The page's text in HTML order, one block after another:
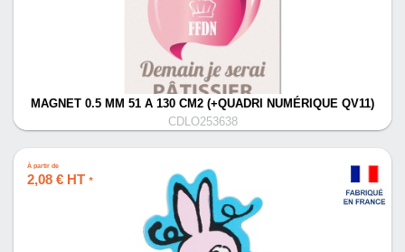
MAGNET 0.5 MM 51 A 130 CM2 (+QUADRI NUMÉRIQUE QV11)
CDLO253638
À partir de
2,08 € HT *